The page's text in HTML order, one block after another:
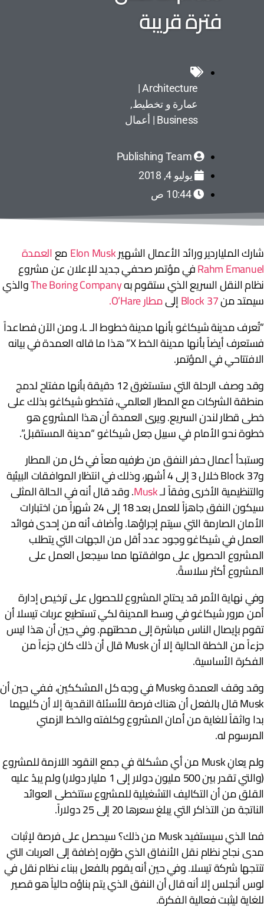
فترة قريبة
Architecture |
عمارة و تخطيط,
Business | أعمال
Publishing Team
يوليو 4, 2018
10:44 ص
الملياردير ورائد الأعمال الشهيرElon Muskمعالعمدة
Rahmفي مؤتمر صحفي جديد للإعلان عن مشروع
النقل السريع الذي ستقوم بهThe Boring Companyوالذي
منBlock 37إلىمطار O’Hare.
“تُعرف مدينة شيكاغو بأنها مدينة خطوط الـ L، ومن الآن فصاعداً
فستعرف أيضاً بأنها مدينة الخط X” هذا ما قاله العمدة في بيانه
في المؤتمر.
وقد وصف الرحلة التي ستستغرق 12 دقيقة بأنها مفتاح لدمج
الشركات مع المطار العالمي، فتخطو شيكاغو بذلك على
قطار لندن السريع. ويرى العمدة أن هذا المشروع هو
نحو الأمام في سبيل جعل شيكاغو “مدينة المستقبل”.
أعمال حفر النفق من طرفيه معاً في كل من المطار
وBlock 37 خلال 3 إلى 4 أشهر، وذلك في انتظار الموافقات البيئية
الأخرى وفقاً لـMusk. وقد قال أنه في الحالة المثلى
سيكون النفق جاهزاً للعمل بعد 18 إلى 24 شهراً من اختبارات
الصارمة التي سيتم إجراؤها. وأضاف أنه من إحدى فوائد
في شيكاغو وجود عدد أقل من الجهات التي يتطلب
الحصول على موافقتها مما سيجعل العمل على
أكثر سلاسةً.
نهاية الأمر قد يحتاج المشروع للحصول على ترخيص إدارة
مرور شيكاغو في وسط المدينة لكي تستطيع عربات تيسلا أن
بإيصال الناس مباشرة إلى محطتهم. وفي حين أن هذا ليس
جزءاً من الخطة الحالية إلا أن Musk قال أن ذلك كان جزءاً من
الأساسية.
وقد وقف العمدة وMusk في وجه كل المشككين، ففي حين أن
Musk قال بالفعل أن هناك فرصة للأسئلة النقدية إلا أن كليهما
واثقاً للغاية من أمان المشروع وكلفته والخط الزمني
له.
ولم يعانِ Musk من أي مشكلة في جمع النقود اللازمة للمشروع
(والتي تقدر بين 500 مليون دولار إلى 1 مليار دولار) ولم يبدُ عليه
من أن التكاليف التشغيلية للمشروع ستتخطى العوائد
من التذاكر التي يبلغ سعرها 20 إلى 25 دولاراً.
فما الذي سيستفيد Musk من ذلك؟ سيحصل على فرصة لإثبات
نجاح نظام نقل الأنفاق الذي طوّره إضافة إلى العربات التي
شركة تيسلا. وفي حين أنه يقوم بالفعل ببناء نظام نقل في
أنجلس إلا أنه قال أن النفق الذي يتم بناؤه حالياً هو قصير
ليثبت فعالية الفكرة.